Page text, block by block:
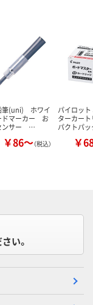
筆(uni) ホワイ
ドマーカー お
ンサー …
￥86～（税込）
パイロッ
ターカー
パクトパ
￥
い。